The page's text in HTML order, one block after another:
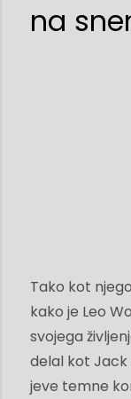
na
Tako kot
kako je Leo
svojega
delal kot Jack
jeve temne